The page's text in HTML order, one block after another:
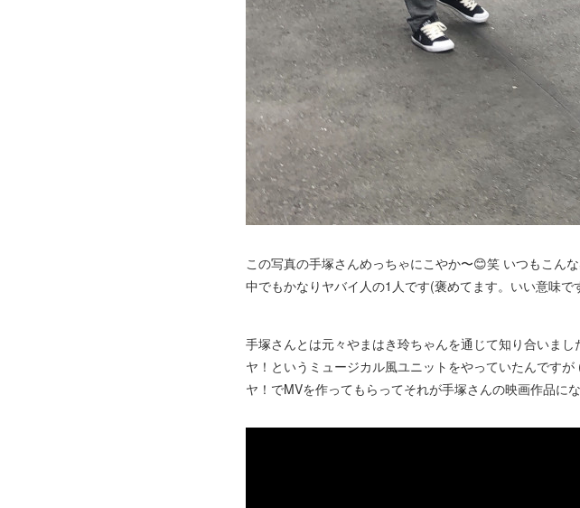
この写真の手塚さんめっちゃにこやか〜😊笑 いつもこん
中でもかなりヤバイ人の1人です(褒めてます。いい意味で
手塚さんとは元々やまはき玲ちゃんを通じて知り合いま
ヤ！というミュージカル風ユニットをやっていたんです
ヤ！でMVを作ってもらってそれが手塚さんの映画作品にな